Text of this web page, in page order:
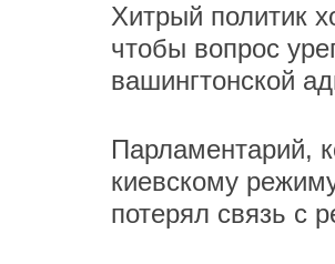
Хитрый политик
чтобы вопрос
вашингтонской
Парламентарий,
киевскому
потерял связь с